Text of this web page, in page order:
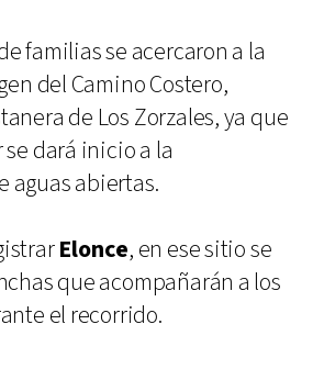
familias se acercaron a la
del Camino Costero,
de Los Zorzales, ya que
se dará inicio a la
aguas abiertas.
Elonce, en ese sitio se
que acompañarán a los
el recorrido.